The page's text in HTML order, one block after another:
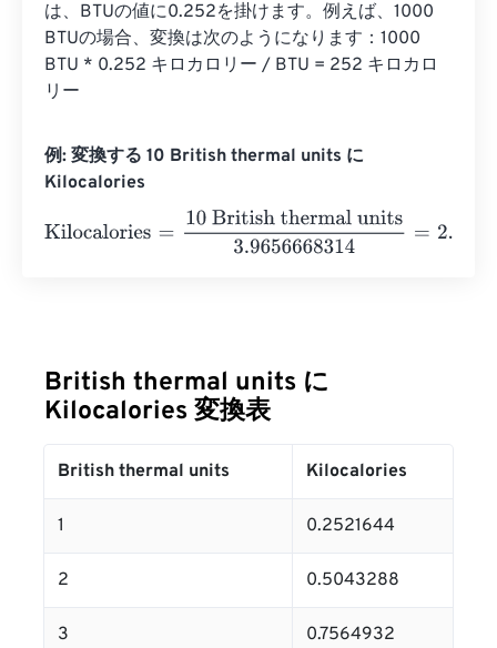
は、BTUの値に0.252を掛けます。例えば、1000
BTUの場合、変換は次のようになります：1000
BTU * 0.252 キロカロリー / BTU = 252 キロカロ
リー
例: 変換する 10 British thermal units に
Kilocalories
Kilocalories
10 British thermal units3.9656668314
British thermal units に
Kilocalories 変換表
British thermal units Kilocalories
1 0.2521644
2 0.5043288
3 0.7564932